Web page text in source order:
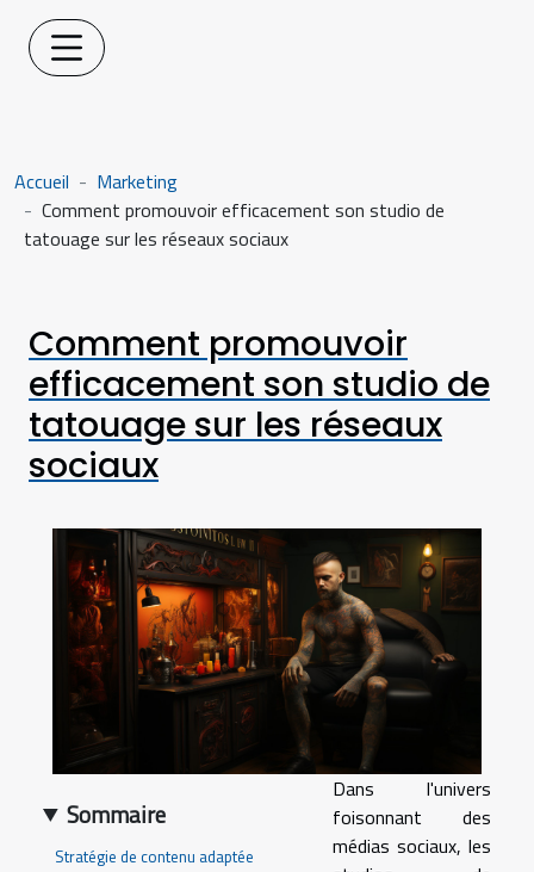
Accueil
Marketing
Comment promouvoir efficacement son studio de
tatouage sur les réseaux sociaux
Comment promouvoir
efficacement son studio de
tatouage sur les réseaux
sociaux
Sommaire
Stratégie de contenu adaptée
Dans l'univers
foisonnant des
médias sociaux, les